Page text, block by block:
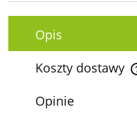
Opis
Koszty dostawy
Cena nie zawiera
Opinie